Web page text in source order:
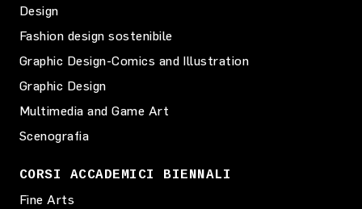
Design
Fashion design sostenibile
Graphic Design-Comics and Illustration
Graphic Design
Multimedia and Game Art
Scenografia
CORSI ACCADEMICI BIENNALI
Fine Arts